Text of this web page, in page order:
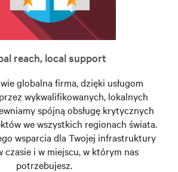
reach, local support
globalna firma, dzięki usługom
wykwalifikowanych, lokalnych
spójną obsługę krytycznych
we wszystkich regionach świata.
wsparcia dla Twojej infrastruktury
czasie i w miejscu, w którym nas
potrzebujesz.